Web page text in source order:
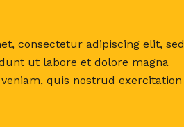
consectetur adipiscing elit, sed
ut labore et dolore magna
quis nostrud exercitation